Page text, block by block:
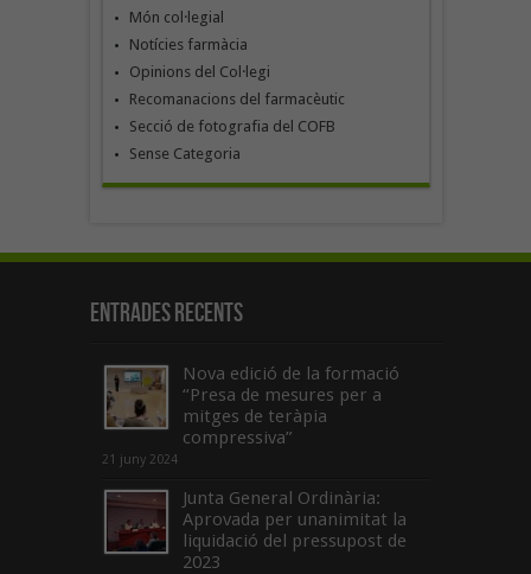
Món col·legial
Notícies farmàcia
Opinions del Col·legi
Recomanacions del farmacèutic
Secció de fotografia del COFB
Sense Categoria
Entrades recents
Nova edició de la formació
“Presa de mesures per a
mitges de teràpia
compressiva”
21 juny 2024
Junta General Ordinària:
Aprovada per unanimitat la
liquidació del pressupost de
2023